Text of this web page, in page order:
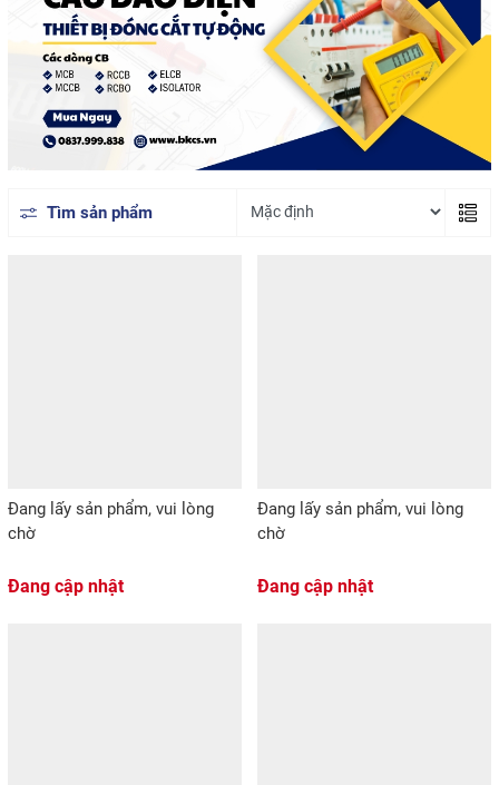
Tìm sản phẩm
Đang lấy sản phẩm, vui lòng
chờ
Đang cập nhật
Đang lấy sản phẩm, vui lòng
chờ
Đang cập nhật